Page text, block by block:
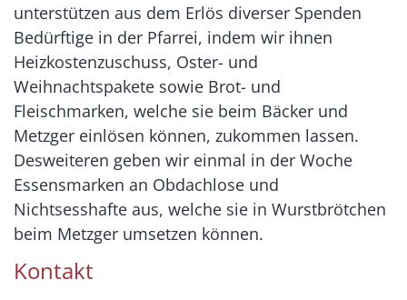
unterstützen aus dem Erlös diverser Spenden
Bedürftige in der Pfarrei, indem wir ihnen
Heizkostenzuschuss, Oster- und
Weihnachtspakete sowie Brot- und
Fleischmarken, welche sie beim Bäcker und
Metzger einlösen können, zukommen lassen.
Desweiteren geben wir einmal in der Woche
Essensmarken an Obdachlose und
Nichtsesshafte aus, welche sie in Wurstbrötchen
beim Metzger umsetzen können.
Kontakt